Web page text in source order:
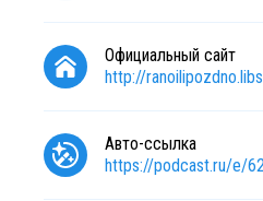
Официальный сайт
http://
Авто-ссылка
https://podcast.ru/e/